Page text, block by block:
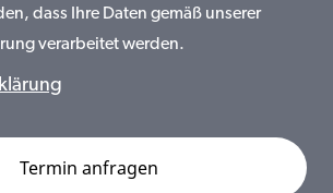
dass Ihre Daten gemäß unserer
verarbeitet werden.